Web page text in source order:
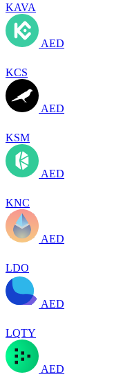
KAVA
AED
KCS
AED
KSM
AED
KNC
AED
LDO
AED
LQTY
AED